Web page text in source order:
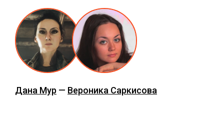
Дана Мур — Вероника Саркисова